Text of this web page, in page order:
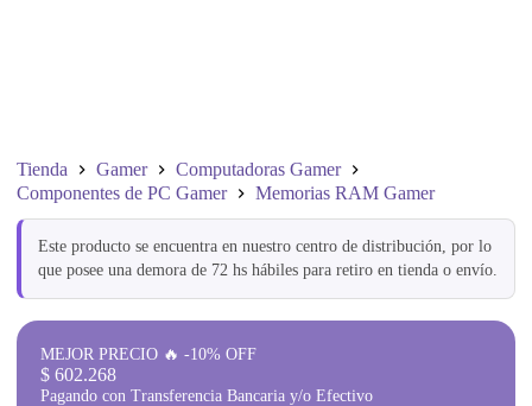
Tienda Gamer
Computadoras Gamer
Componentes de PC Gamer
Memorias RAM Gamer
Este producto se encuentra en nuestro centro de distribución, por lo
que posee una demora de 72 hs hábiles para retiro en tienda o envío.
MEJOR PRECIO 🔥 -10% OFF
$ 602.268
Pagando con Transferencia Bancaria y/o Efectivo